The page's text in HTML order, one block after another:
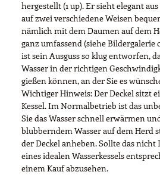
hergestellt (1 up). Er sieht elegant
auf zwei verschiedene Weisen
nämlich mit dem Daumen auf dem
ganz umfassend (siehe Bildergalerie
ist sein Ausguss so klug entworfen,
Wasser in der richtigen
gießen können, an der Sie es
Wichtiger Hinweis: Der Deckel sitzt
Kessel. Im Normalbetrieb ist das
Sie das Wasser schnell erwärmen
blubberndem Wasser auf dem Herd
der Deckel anheben. Sollte das
eines idealen Wasserkessels
einem Kauf abzusehen.